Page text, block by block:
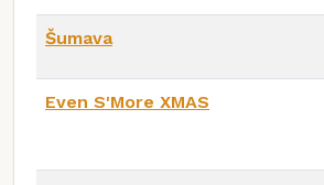
Šumava
Even S'More XMAS